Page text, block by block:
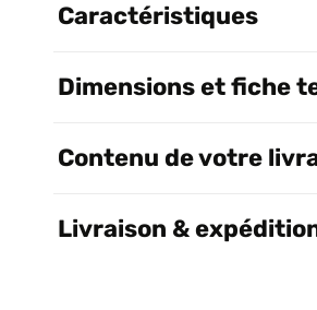
Caractéristiques
Dimensions et fiche
Contenu de votre
Livraison &